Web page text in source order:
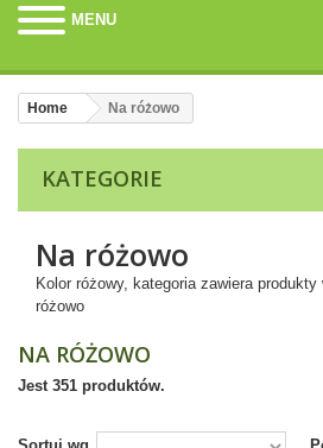
MENU
Home Na różowo
KATEGORIE
Na różowo
Kolor różowy, kategoria zawiera
różowo
NA RÓŻOWO
Jest 351 produktów.